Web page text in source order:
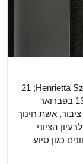
הנרִיֶיטה סאלְד (קרי: "סוֹלד"; בכתיב לועזי: Henrietta Szold;‏ 21
בדצמבר 1860, ח' בטבת תרכ"א, בולטימור – 13 בפברואר
ציבור, אשת חינוך
הציוני
כגון סיוע